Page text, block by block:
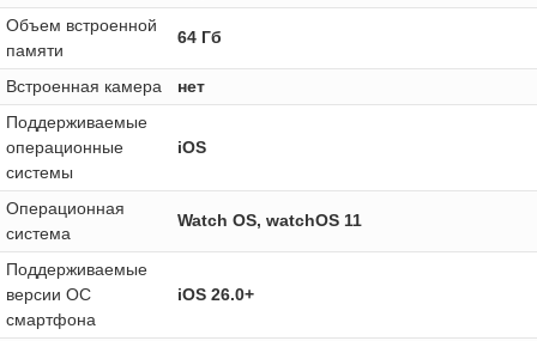
Объем встроенной
памяти
64 Гб
Встроенная камера
нет
Поддерживаемые
операционные
системы
iOS
Операционная
система
Watch OS, watchOS 11
Поддерживаемые
версии ОС
смартфона
iOS 26.0+